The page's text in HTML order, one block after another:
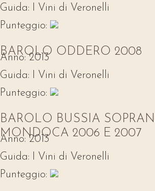
Guida:
I Vini di Veronelli
Punteggio:
BAROLO ODDERO 2008
Anno: 2013
Guida:
I Vini di Veronelli
Punteggio:
BAROLO BUSSIA
MONDOCA 2006 E 2007
Anno: 2013
Guida:
I Vini di Veronelli
Punteggio: